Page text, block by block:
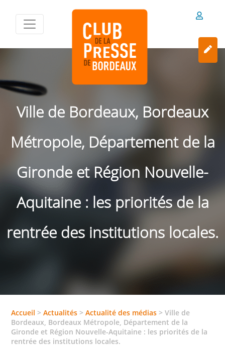
Ville de Bordeaux, Bordeaux
Métropole, Département de la
Gironde et Région Nouvelle-
Aquitaine : les priorités de la
rentrée des institutions locales.
Accueil >Actualités >Actualité des médias >Ville de
Bordeaux, Bordeaux Métropole, Département de la
Gironde et Région Nouvelle-Aquitaine : les priorités de la
rentrée des institutions locales.